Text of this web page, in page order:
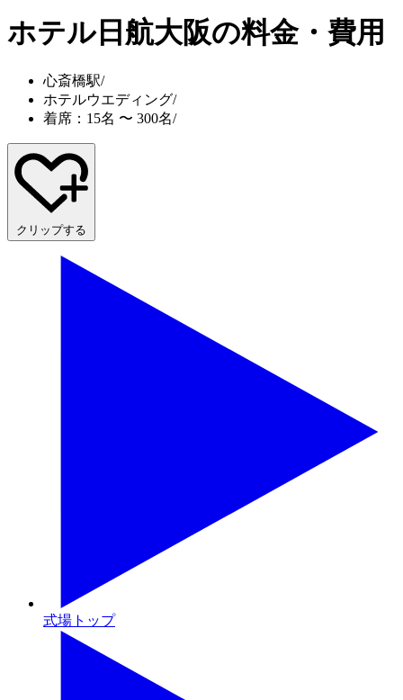
ホテル日航大阪の料金・費用
心斎橋駅/
ホテルウエディング/
着席：15名 〜 300名/
クリップする
式場トップ